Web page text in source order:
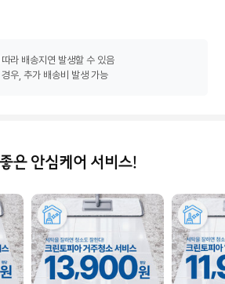
라 배송지연 발생할 수 있음
우, 추가 배송비 발생 가능
은 안심케어 서비스!